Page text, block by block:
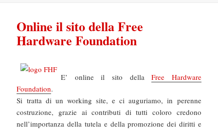
Online il sito della Free
Hardware Foundation
E’ online il sito dellaFree Hardware
Foundation.
Si tratta di un working site, e ci auguriamo, in perenne
costruzione, grazie ai contributi di tutti coloro credono
nell’importanza della tutela e della promozione dei diritti e